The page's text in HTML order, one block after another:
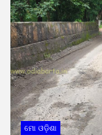
ମୋ ଓଡ଼ିଶା